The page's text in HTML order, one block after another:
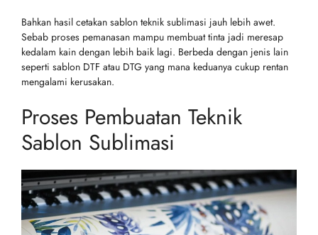
Bahkan hasil cetakan sablon teknik sublimasi jauh lebih awet.
Sebab proses pemanasan mampu membuat tinta jadi meresap
kedalam kain dengan lebih baik lagi. Berbeda dengan jenis lain
seperti sablon DTF atau DTG yang mana keduanya cukup rentan
mengalami kerusakan.
Proses Pembuatan Teknik
Sablon Sublimasi